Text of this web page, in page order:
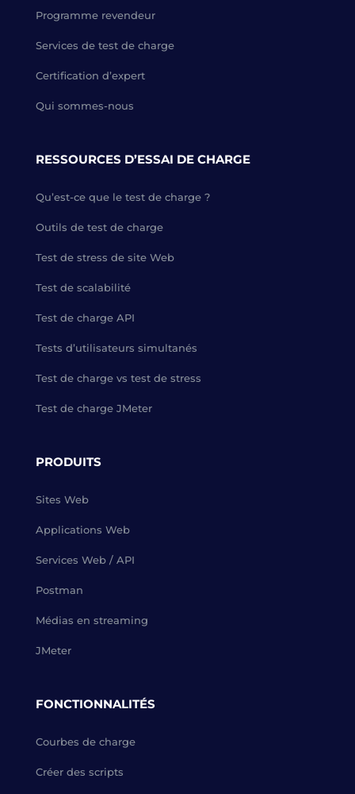
Programme revendeur
Services de test de charge
Certification d’expert
Qui sommes-nous
RESSOURCES D’ESSAI DE CHARGE
Qu’est-ce que le test de charge ?
Outils de test de charge
Test de stress de site Web
Test de scalabilité
Test de charge API
Tests d’utilisateurs simultanés
Test de charge vs test de stress
Test de charge JMeter
PRODUITS
Sites Web
Applications Web
Services Web / API
Postman
Médias en streaming
JMeter
FONCTIONNALITÉS
Courbes de charge
Créer des scripts